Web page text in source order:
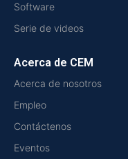
Software
Serie de videos
Acerca de CEM
Acerca de nosotros
Empleo
Contáctenos
Eventos